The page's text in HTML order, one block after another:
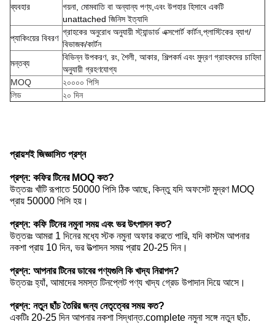
ব্যবহার
গয়না, মোমবাতি বা অন্যান্য পণ্য,এবং উপহার হিসাবে একটি
unattached জিনিস ইত্যাদি
প্যাকিংয়ের বিবরণ
গ্রাহকের অনুরোধ অনুযায়ী স্ট্যান্ডার্ড এক্সপোর্ট কার্টন,প্লাস্টিকের ব্যাগ/
বিভাজক/কার্টন
মন্তব্য
বিভিন্ন উপকরণ, রং, শৈলী, আকার, শিল্পকর্ম এবং মুদ্রণ গ্রাহকদের চাহিদা
অনুযায়ী গ্রহণযোগ্য
MOQ
২০০০০ পিসি
লিড
২০ দিন
প্রায়শই জিজ্ঞাসিত প্রশ্ন
প্রশ্ন: কফির টিনের MOQ কত?
উত্তরঃ খাঁটি রূপাতে 50000 পিসি ঠিক আছে, কিন্তু যদি অফসেট মুদ্রণ MOQ
প্রায় 50000 পিসি হয়।
প্রশ্ন: কফি টিনের নমুনা সময় এবং ভর উৎপাদন কত?
উত্তরঃ আমরা 1 দিনের মধ্যে স্টক নমুনা অফার করতে পারি, যদি কাস্টম আপনার
নকশা প্রায় 10 দিন, ভর উত্পাদন সময় প্রায় 20-25 দিন।
প্রশ্ন: আপনার টিনের ডাবের পণ্যগুলি কি খাদ্য নিরাপদ?
উত্তরঃ হ্যাঁ, আমাদের সমস্ত টিনপ্লেট পণ্য খাদ্য গ্রেড উপাদান দিয়ে আসে।
প্রশ্ন: নতুন ছাঁচ তৈরির জন্য নেতৃত্বের সময় কত?
একটিঃ 20-25 দিন আপনার নকশা সিদ্ধান্ত.complete নমুনা সঙ্গে নতুন ছাঁচ.